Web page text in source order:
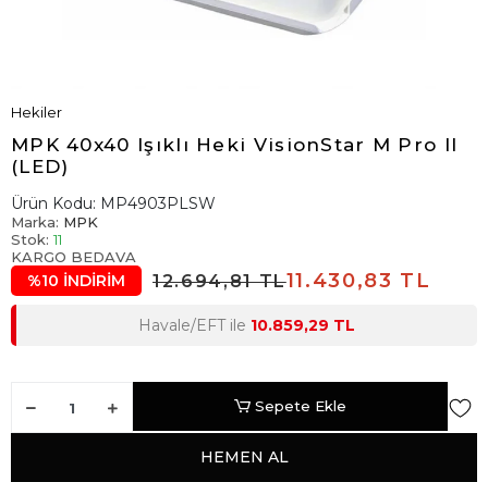
Hekiler
MPK 40x40 Işıklı Heki VisionStar M Pro II
(LED)
Ürün Kodu: MP4903PLSW
Marka: MPK
Stok: 11
KARGO BEDAVA
%10 İNDİRİM 12.694,81 TL11.430,83 TL
Havale/EFT ile 10.859,29 TL
Sepete Ekle
HEMEN AL